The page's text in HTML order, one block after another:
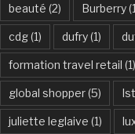
beauté (2) Burberry
cdg(1) dufry(1)
formation travel retail (1)
global shopper(5)
juliette leglaive (1)